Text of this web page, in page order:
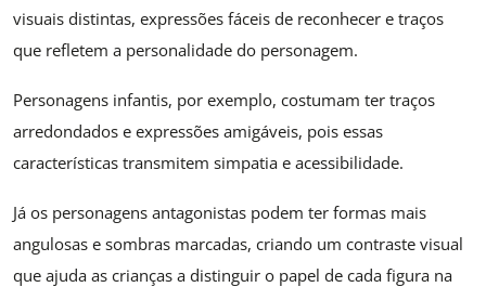
visuais distintas, expressões fáceis de reconhecer e traços
que refletem a personalidade do personagem.
Personagens infantis, por exemplo, costumam ter traços
arredondados e expressões amigáveis, pois essas
características transmitem simpatia e acessibilidade.
Já os personagens antagonistas podem ter formas mais
angulosas e sombras marcadas, criando um contraste visual
que ajuda as crianças a distinguir o papel de cada figura na